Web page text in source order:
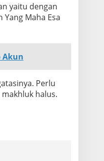
yaitu dengan
Maha Esa
Akun
Perlu
halus.